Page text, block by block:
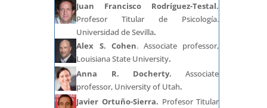
Juan Francisco Rodríguez-Testal.
Profesor Titular de Psicología.
Universidad de Sevilla.
Alex S. Cohen. Associate professor,
Louisiana State University.
Anna R. Docherty. Associate
professor, University of Utah.
Javier Ortuño-Sierra. Profesor Titular